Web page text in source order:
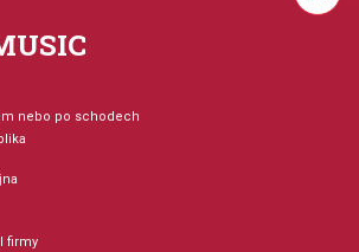
hudba + spirituály + folk +
23 x 30 cm
41
nebo po schodech
firmy